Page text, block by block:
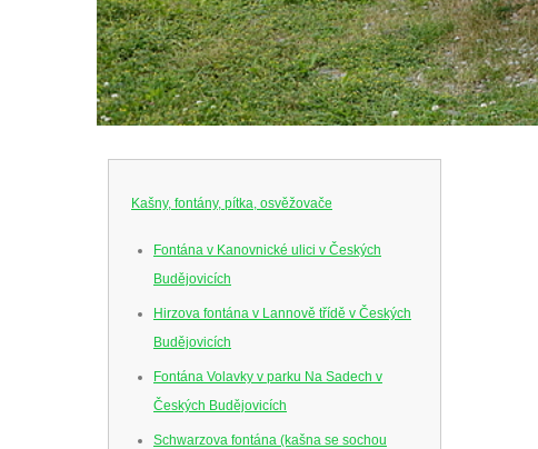
Kašny, fontány, pítka, osvěžovače
Fontána v Kanovnické ulici v Českých
Budějovicích
Hirzova fontána v Lannově třídě v Českých
Budějovicích
Fontána Volavky v parku Na Sadech v
Českých Budějovicích
Schwarzova fontána (kašna se sochou